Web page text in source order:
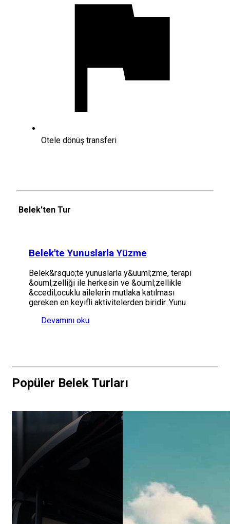
Otele dönüş transferi
Belek'ten Tur
Belek'te Yunuslarla Yüzme
Belek&rsquo;te yunuslarla y&uuml;zme, terapi
&ouml;zelliği ile herkesin ve &ouml;zellikle
&ccedil;ocuklu ailelerin mutlaka katılması
gereken en keyifli aktivitelerden biridir. Yunu
Devamını oku
Popüler Belek Turları